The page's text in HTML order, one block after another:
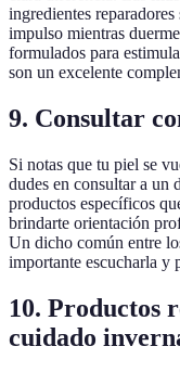
ingredientes
impulso mientras
formulados para
son un excelente
9. Consultar
Si notas que tu piel se
dudes en consultar a un
productos específicos
brindarte orientación
Un dicho común entre
importante escucharla y
10. Productos
cuidado